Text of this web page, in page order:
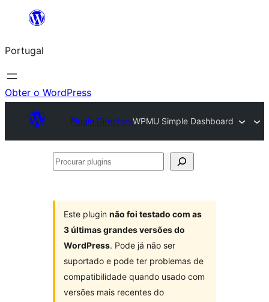
Saltar
o
conteúdo
Portugal
Obter o WordPress
Plugin DirectoryWPMU Simple Dashboard
Procurar
Este plugin não foi testado com as
3 últimas grandes versões do
WordPress. Pode já não ser
suportado e pode ter problemas de
compatibilidade quando usado com
versões mais recentes do